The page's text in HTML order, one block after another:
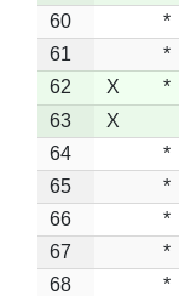
60
*
61
*
62
X *
63
X
64
*
65
*
66
*
67
*
68
*